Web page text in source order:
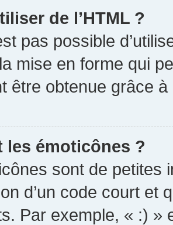
de l’HTML ?
pas possible
mise en forme qui
être obtenue grâce à
les émoticônes ?
sont de petites
d’un code court et
Par exemple, « :) »